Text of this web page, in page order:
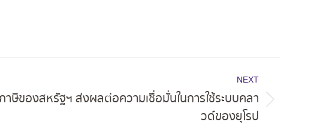
NEXT
าษีของสหรัฐฯ ส่งผลต่อความเชื่อมั่นในการใช้ระบบคลา
วด์ของยุโรป